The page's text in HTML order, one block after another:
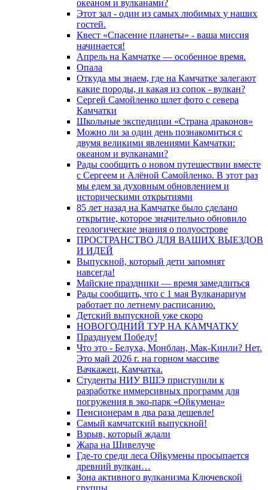
океаном и вулканами?
Этот зал - один из самых любимых у наших
гостей.
Квест «Спасение планеты» - ваша миссия
начинается!
Апрель на Камчатке — особенное время.
Опала
Откуда мы знаем, где на Камчатке залегают
какие породы, и какая из сопок - вулкан?
Сергей Самойленко шлет фото с севера
Камчатки
Школьные экспедиции «Страна драконов»
Можно ли за один день познакомиться с
двумя великими явлениями Камчатки:
океаном и вулканами?
Рады сообщить о новом путешествии вместе
с Сергеем и Алёной Самойленко. В этот раз
мы едем за духовным обновлением и
историческими открытиями
85 лет назад на Камчатке было сделано
открытие, которое значительно обновило
геологические знания о полуострове
ПРОСТРАНСТВО ДЛЯ ВАШИХ ВЫЕЗДОВ
И ИДЕЙ
Выпускной, который дети запомнят
навсегда!
Майские праздники — время замедлиться
Рады сообщить, что с 1 мая Вулканариум
работает по летнему расписанию.
Детский выпускной уже скоро
НОВОГОДНИЙ ТУР НА КАМЧАТКУ
Празднуем Победу!
Что это - Белуха, Монблан, Мак-Кинли? Нет.
Это май 2026 г. на горном массиве
Вачкажец, Камчатка.
Студенты НИУ ВШЭ приступили к
разработке иммерсивных программ для
погружения в эко-парк «Ойкумена»
Пенсионерам в два раза дешевле!
Самый камчатский выпускной!
Взрыв, который ждали
Жара на Шивелуче
Где-то среди леса Ойкумены просыпается
древний вулкан…
Зона активного вулканизма Ключевской
группы